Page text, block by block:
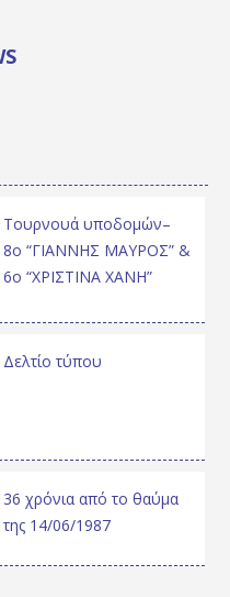
Τουρνουά υποδομών–
8ο “ΓΙΑΝΝΗΣ ΜΑΥΡΟΣ” &
6ο “ΧΡΙΣΤΙΝΑ ΧΑΝΗ”
Δελτίο τύπου
36 χρόνια από το θαύμα
της 14/06/1987